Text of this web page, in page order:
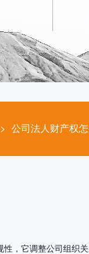
> 公司法人财产权
，它调整公司组织